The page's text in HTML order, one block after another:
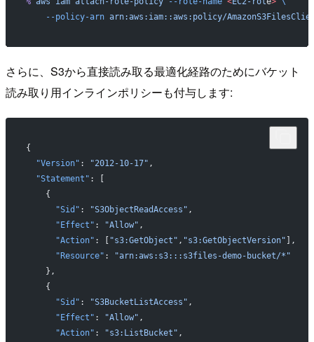
    --policy-arn
arn:aws:iam::aws:policy/
さらに、S3から直接読み取る最適化経路のためにバケット
読み取り用インラインポリシーも付与します:
{
  "Version"
: "2012-10-17" ,
  "Statement"
: [
    {
      "Sid"
: "S3ObjectReadAccess" ,
      "Effect"
: "Allow" ,
      "Action"
: [ "s3:GetObject" , "s3:GetObjectVersion" ],
      "Resource"
:
"arn:aws:s3:::s3files-demo-bucket/*"
    },
    {
      "Sid"
: "S3BucketListAccess" ,
      "Effect"
: "Allow" ,
      "Action"
: "s3:ListBucket" ,